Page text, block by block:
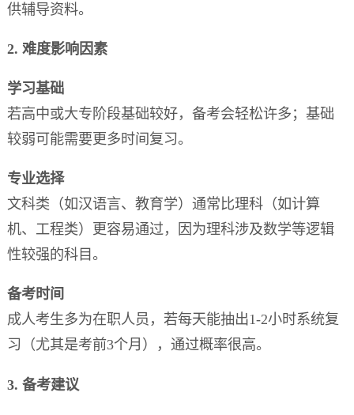
供辅导资料。
2. 难度影响因素
学习基础
若高中或大专阶段基础较好，备考会轻松许多；基础
较弱可能需要更多时间复习。
专业选择
文科类（如汉语言、教育学）通常比理科（如计算
机、工程类）更容易通过，因为理科涉及数学等逻辑
性较强的科目。
备考时间
成人考生多为在职人员，若每天能抽出1-2小时系统复
习（尤其是考前3个月），通过概率很高。
3. 备考建议